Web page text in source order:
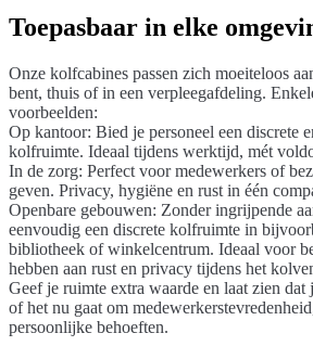
Toepasbaar in elke
Onze kolfcabines passen zich moeiteloos
bent, thuis of in een verpleegafdeling.
voorbeelden:
Op kantoor: Bied je personeel een discrete
kolfruimte. Ideaal tijdens werktijd, mét
In de zorg: Perfect voor medewerkers of
geven. Privacy, hygiëne en rust in één
Openbare gebouwen: Zonder ingrijpende
eenvoudig een discrete kolfruimte in
bibliotheek of winkelcentrum. Ideaal voor
hebben aan rust en privacy tijdens het
Geef je ruimte extra waarde en laat zien
of het nu gaat om
persoonlijke behoeften.